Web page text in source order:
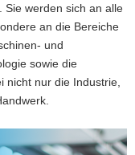
Sie werden sich an alle
an die Bereiche
und
sowie die
nicht nur die Industrie,